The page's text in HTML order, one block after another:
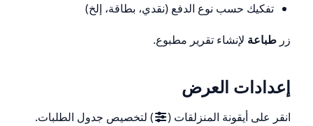
تفكيك حسب نوع الدفع (نقدي، بطاقة، إلخ)
زر طباعة لإنشاء تقرير مطبوع.
إعدادات العرض
انقر على أيقونة المنزلقات ( ) لتخصيص جدول الطلبات.